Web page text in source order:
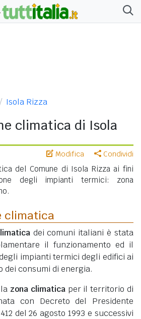
Isola Rizza
climatica di Isola
Modifica Condividi
del Comune di Isola Rizza ai fini
degli impianti termici: zona
climatica
dei comuni italiani è stata
il funzionamento ed il
impianti termici degli edifici ai
dei consumi di energia.
zona climaticaper il territorio di
con Decreto del Presidente
del 26 agosto 1993 e successivi